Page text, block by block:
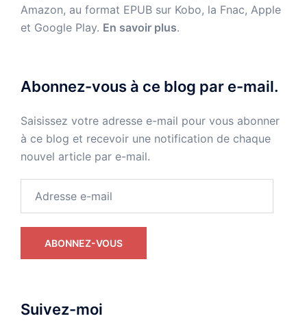
Amazon, au format EPUB sur Kobo, la Fnac, Apple
et Google Play. En savoir plus.
Abonnez-vous à ce blog par e-mail.
Saisissez votre adresse e-mail pour vous abonner
à ce blog et recevoir une notification de chaque
nouvel article par e-mail.
ABONNEZ-VOUS
Suivez-moi